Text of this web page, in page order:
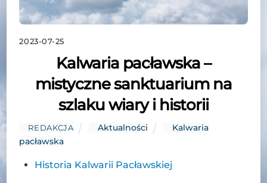
2023-07-25
Kalwaria pacławska –
mistyczne sanktuarium na
szlaku wiary i historii
REDAKCJA Aktualności
Kalwaria
pacławska
Historia Kalwarii Pacławskiej